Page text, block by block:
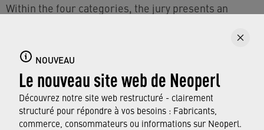
NOUVEAU
Le nouveau site web de Neoperl
Découvrez notre site web restructuré - clairement
structuré pour répondre à vos besoins : Fabricants,
commerce, consommateurs ou informations sur Neoperl.
Within the four categories, the jury presents an